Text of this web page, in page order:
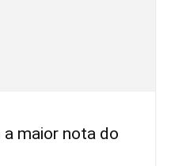
a maior nota do